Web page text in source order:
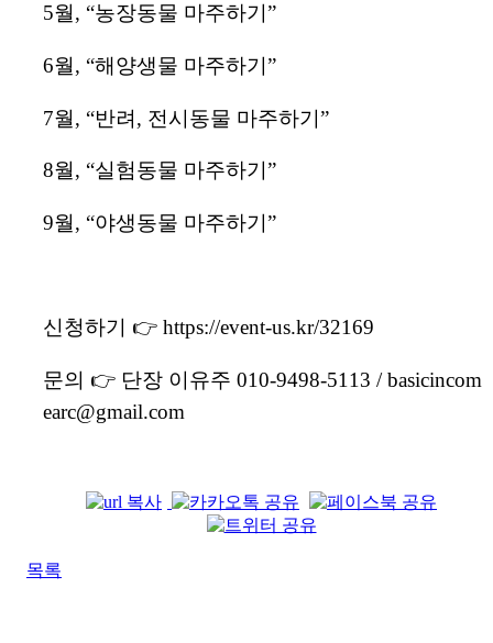
5월, “농장동물 마주하기”
6월, “해양생물 마주하기”
7월, “반려, 전시동물 마주하기”
8월, “실험동물 마주하기”
9월, “야생동물 마주하기”
신청하기 👉 https://event-us.kr/32169
문의 👉 단장 이유주 010-9498-5113 / basicincom
earc@gmail.com
목록